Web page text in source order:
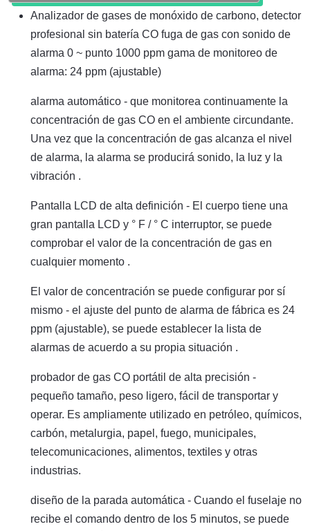
Analizador de gases de monóxido de carbono, detector
profesional sin batería CO fuga de gas con sonido de
alarma 0 ~ punto 1000 ppm gama de monitoreo de
alarma: 24 ppm (ajustable)
alarma automático - que monitorea continuamente la
concentración de gas CO en el ambiente circundante.
Una vez que la concentración de gas alcanza el nivel
de alarma, la alarma se producirá sonido, la luz y la
vibración .
Pantalla LCD de alta definición - El cuerpo tiene una
gran pantalla LCD y ° F / ° C interruptor, se puede
comprobar el valor de la concentración de gas en
cualquier momento .
El valor de concentración se puede configurar por sí
mismo - el ajuste del punto de alarma de fábrica es 24
ppm (ajustable), se puede establecer la lista de
alarmas de acuerdo a su propia situación .
probador de gas CO portátil de alta precisión -
pequeño tamaño, peso ligero, fácil de transportar y
operar. Es ampliamente utilizado en petróleo, químicos,
carbón, metalurgia, papel, fuego, municipales,
telecomunicaciones, alimentos, textiles y otras
industrias.
diseño de la parada automática - Cuando el fuselaje no
recibe el comando dentro de los 5 minutos, se puede